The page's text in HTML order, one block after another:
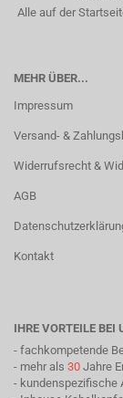
Alle auf der
MEHR ÜBER...
Impressum
Versand- &
Widerrufsrecht &
AGB
Kontakt
IHRE VORTEILE BEI
- fachkompetende
- mehr als 30 Jahre
- kundenspezifische